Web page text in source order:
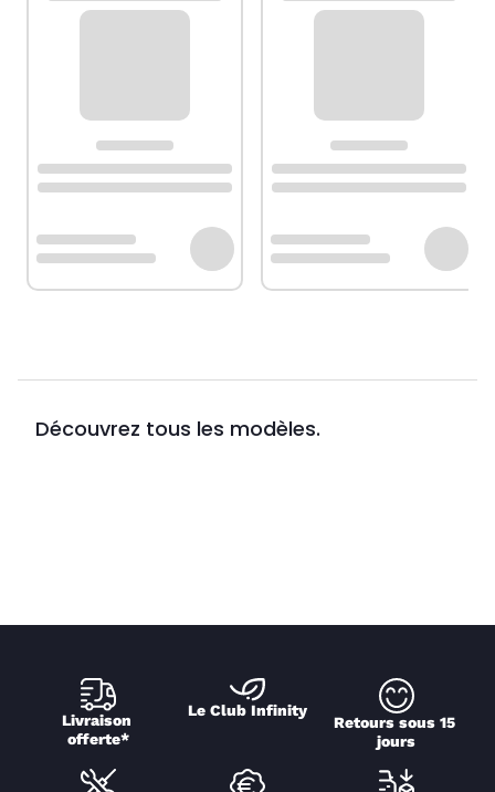
Découvrez tous les modèles.
Livraison
offerte*
Le Club Infinity
Retours sous 15
jours